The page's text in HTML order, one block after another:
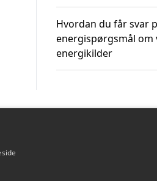
Hvordan du får svar
energispørgsmål om
energikilder